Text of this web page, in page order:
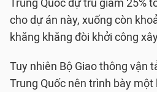
Trung Quốc dự trù giảm 25%
cho dự án này, xuống còn
khăng khăng đòi khởi công
Tuy nhiên Bộ Giao thông vận
Trung Quốc nên trình bày